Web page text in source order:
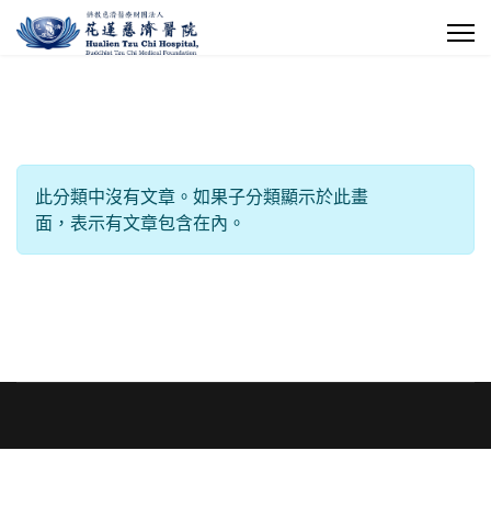
每頁顯示條數
信息
此分類中沒有文章。如果子分類顯示於此畫
面，表示有文章包含在內。